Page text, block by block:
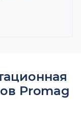
Promag